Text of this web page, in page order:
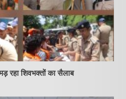
रहा शिवभक्तों का सैलाब